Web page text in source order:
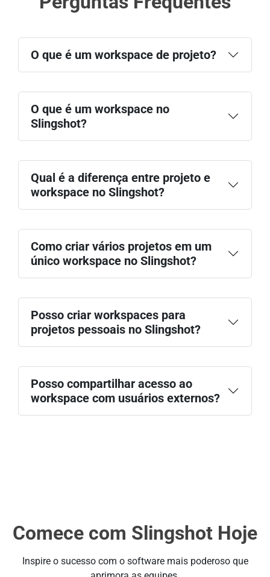
O que é um workspace de projeto?
O que é um workspace no
Slingshot?
Qual é a diferença entre projeto e
workspace no Slingshot?
Como criar vários projetos em um
único workspace no Slingshot?
Posso criar workspaces para
projetos pessoais no Slingshot?
Posso compartilhar acesso ao
workspace com usuários externos?
Comece com Slingshot Hoje
Inspire o sucesso com o software mais poderoso que